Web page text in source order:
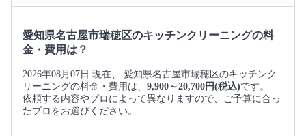
愛知県名古屋市瑞穂区のキッチンクリーニングの料
金・費用は？
2026年08月07日 現在、 愛知県名古屋市瑞穂区のキッチンク
リーニングの料金・費用は、 9,900～20,700円(税込)です。
依頼する内容やプロによって異なりますので、ご予算に合っ
たプロをお選びください。